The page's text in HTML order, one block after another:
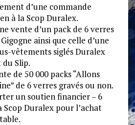
d’une commande
à la Scop Duralex.
vente d’un pack de 6 verres
ainsi que celle d’une
vêtements siglés Duralex
Slip.
de 50 000 packs “Allons
de 6 verres gravés ou non.
un soutien financier – 6
Scop Duralex pour l’achat